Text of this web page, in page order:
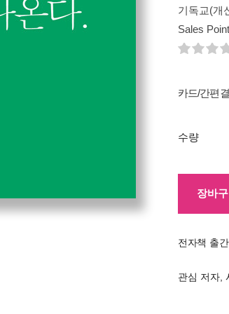
기독교(개
Sales
카드/간편
수량
장바
전자책 출
관심 저자,